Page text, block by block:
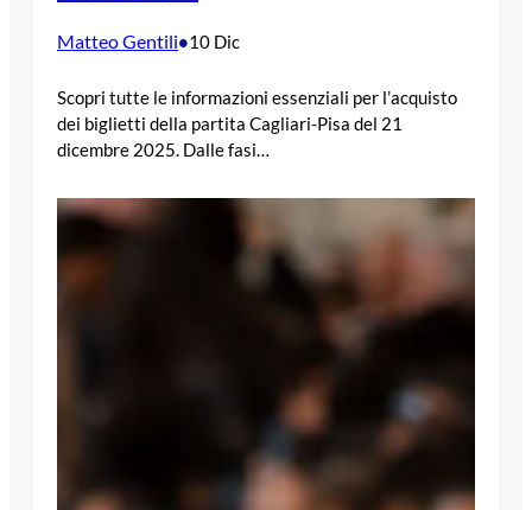
Matteo Gentili•10 Dic
Scopri tutte le informazioni essenziali per l’acquisto
dei biglietti della partita Cagliari-Pisa del 21
dicembre 2025. Dalle fasi…